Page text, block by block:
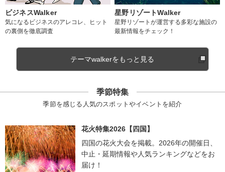
ビジネスWalker
気になるビジネスのアレコレ、ヒット
の裏側を徹底調査
星野リゾートWalker
星野リゾートが運営する多彩な施設の
最新情報をチェック！
テーマwalkerをもっと見る
季節特集
季節を感じる人気のスポットやイベントを紹介
花火特集2026【四国】
四国の花火大会を掲載。2026年の開催日、
中止・延期情報や人気ランキングなどをお
届け！